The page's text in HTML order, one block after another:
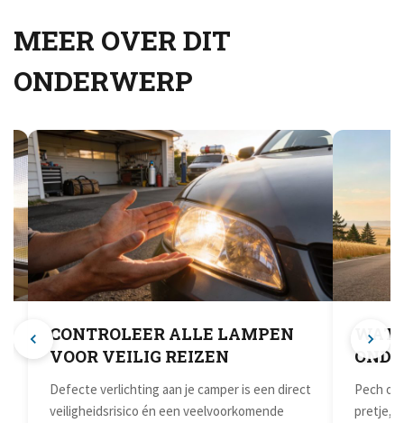
MEER OVER DIT
ONDERWERP
CONTROLEER ALLE LAMPEN
VOOR VEILIG REIZEN
Defecte verlichting aan je camper is een direct
veiligheidsrisico én een veelvoorkomende
Pech
pretje,